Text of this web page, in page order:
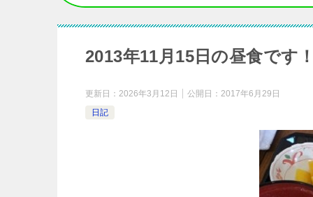
2013年11月15日の昼食です
更新日： 2026年3月12日 公開日： 2017年6月29日
日記